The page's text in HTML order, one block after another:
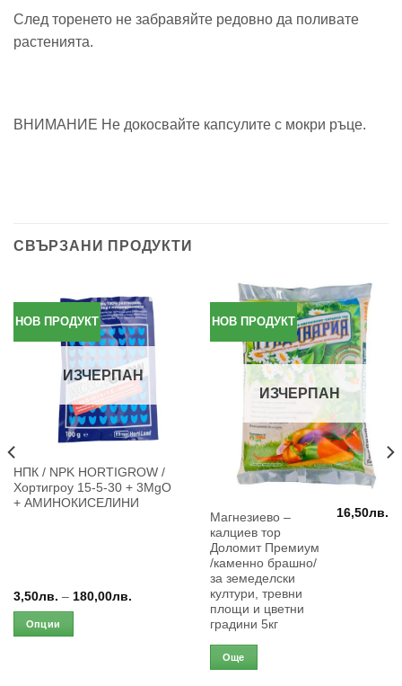
След торенето не забравяйте редовно да поливате
растенията.
ВНИМАНИЕ Не докосвайте капсулите с мокри ръце.
СВЪРЗАНИ ПРОДУКТИ
НОВ ПРОДУКТ
ИЗЧЕРПАН
НПК / NPK HORTIGROW /
Хортигроу 15-5-30 + 3MgO
+ АМИНОКИСЕЛИНИ
3,50лв. – 180,00лв.
Опции
This
product
has
may
be
chosen
НОВ ПРОДУКТ
ИЗЧЕРПАН
Магнезиево –
калциев тор
Доломит Премиум
/каменно брашно/
за земеделски
култури, тревни
площи и цветни
градини 5кг
16,50лв.
Още